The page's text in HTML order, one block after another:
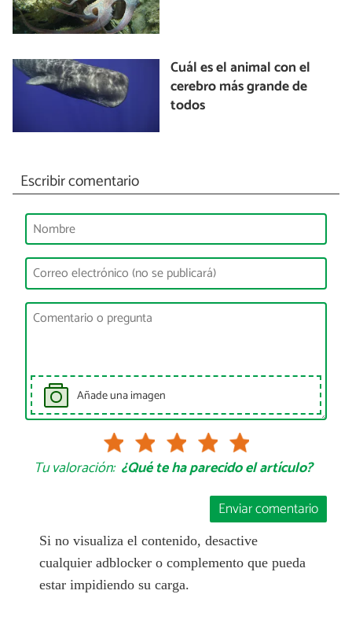
Cuál es el animal con el
cerebro más grande de
todos
Escribir comentario
Añade una imagen
Tu valoración: ¿Qué te ha parecido el artículo?
Enviar comentario
Si no visualiza el contenido, desactive
cualquier adblocker o complemento que pueda
estar impidiendo su carga.